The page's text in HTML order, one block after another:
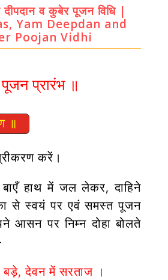
व कुबेर पूजन विधि |
Yam Deepdan and
Poojan Vidhi
प्रारंभ ॥
॥
करें।
हाथ में जल लेकर, दाहिने
से स्वयं पर एवं समस्त पूजन
आसन पर निम्न दोहा बोलते
देवन में सरताज ।